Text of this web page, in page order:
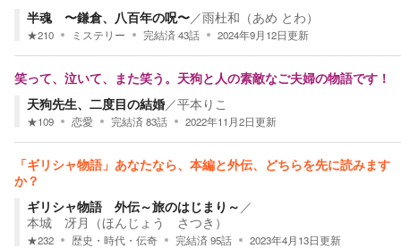
半魂 〜鎌倉、八百年の呪〜／雨杜和（あめ とわ）
★210 ミステリー 完結済43話 2024年9月12日更新
笑って、泣いて、また笑う。天狗と人の素敵なご夫婦の物語です！
天狗先生、二度目の結婚／平本りこ
★109 恋愛 完結済83話 2022年11月2日更新
「ギリシャ物語」あなたなら、本編と外伝、どちらを先に読みます
か？
ギリシャ物語 外伝～旅のはじまり～ ／
本城 冴月（ほんじょう さつき）
★232 歴史・時代・伝奇 完結済95話 2023年4月13日更新